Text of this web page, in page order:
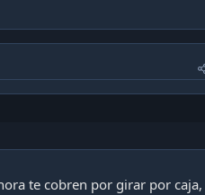
te cobren por girar por caja,